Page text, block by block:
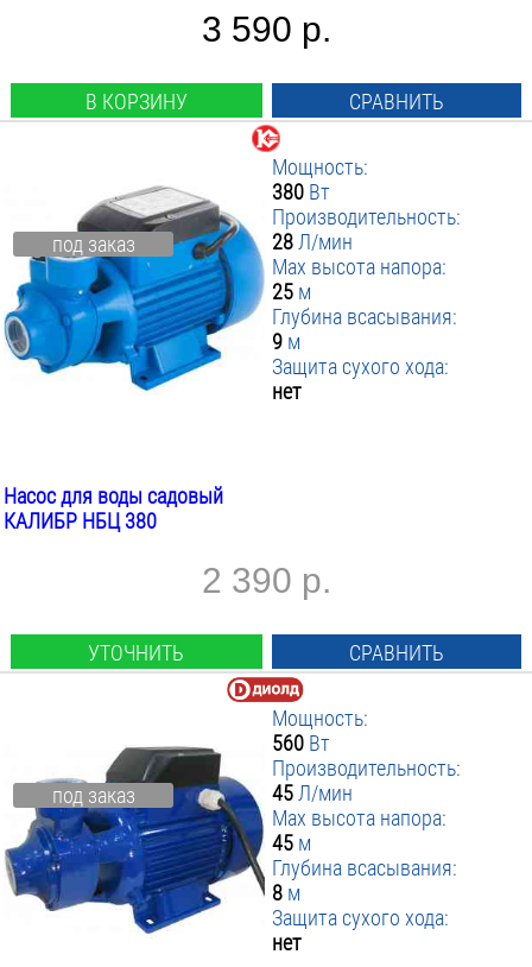
3 590 р.
В КОРЗИНУ СРАВНИТЬ
под заказ
Мощность:
380 Вт
Производительность:
28 Л/мин
Max высота напора:
25 м
Глубина всасывания:
9 м
Защита сухого хода:
нет
Насос для воды садовый
КАЛИБР НБЦ 380
2 390 р.
УТОЧНИТЬ СРАВНИТЬ
под заказ
Мощность:
560 Вт
Производительность:
45 Л/мин
Max высота напора:
45 м
Глубина всасывания:
8 м
Защита сухого хода:
нет